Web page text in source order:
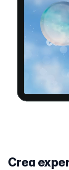
Crea